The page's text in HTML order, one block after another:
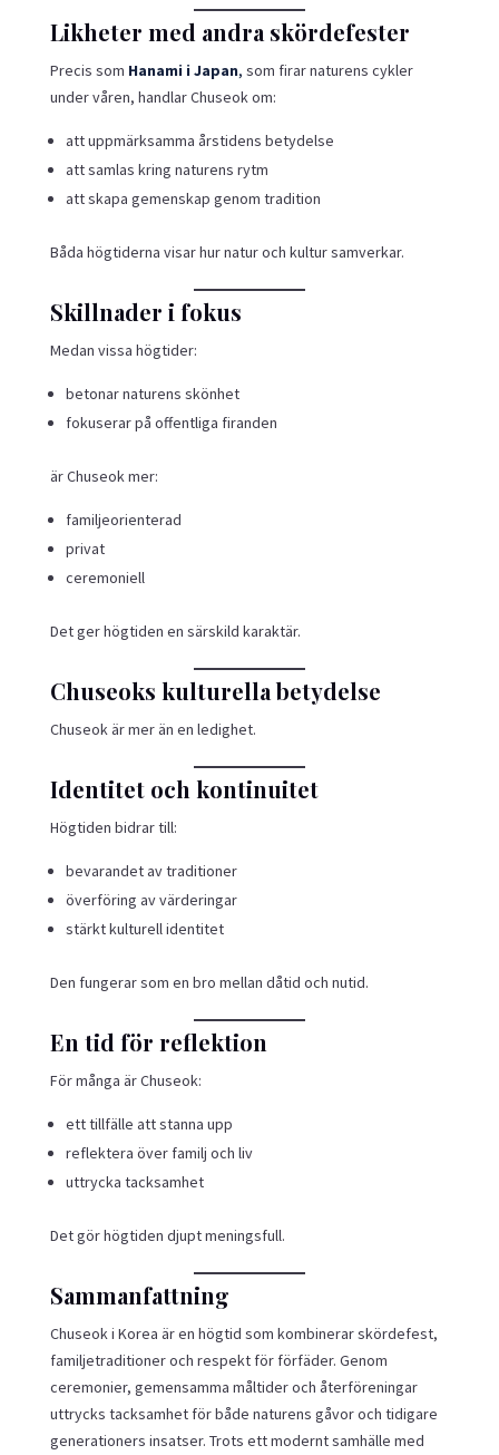
Likheter med andra skördefester
Precis som Hanami i Japan, som firar naturens cykler
under våren, handlar Chuseok om:
att uppmärksamma årstidens betydelse
att samlas kring naturens rytm
att skapa gemenskap genom tradition
Båda högtiderna visar hur natur och kultur samverkar.
Skillnader i fokus
Medan vissa högtider:
betonar naturens skönhet
fokuserar på offentliga firanden
är Chuseok mer:
familjeorienterad
privat
ceremoniell
Det ger högtiden en särskild karaktär.
Chuseoks kulturella betydelse
Chuseok är mer än en ledighet.
Identitet och kontinuitet
Högtiden bidrar till:
bevarandet av traditioner
överföring av värderingar
stärkt kulturell identitet
Den fungerar som en bro mellan dåtid och nutid.
En tid för reflektion
För många är Chuseok:
ett tillfälle att stanna upp
reflektera över familj och liv
uttrycka tacksamhet
Det gör högtiden djupt meningsfull.
Sammanfattning
Chuseok i Korea är en högtid som kombinerar skördefest,
familjetraditioner och respekt för förfäder. Genom
ceremonier, gemensamma måltider och återföreningar
uttrycks tacksamhet för både naturens gåvor och tidigare
generationers insatser. Trots ett modernt samhälle med